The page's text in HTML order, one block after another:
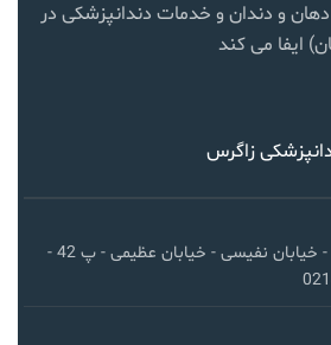
و دندان و خدمات دندانپزشکی در
ایفا می کند
زاگرس
تهران - شهرک اکباتان - خیابان نفیسی - خیابان عظیمی - پ 42 -